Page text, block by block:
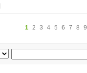
1 2 3 4 5 6 7 8 9